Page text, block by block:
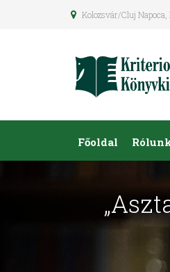
Kolozsvár/Cluj
Főoldal